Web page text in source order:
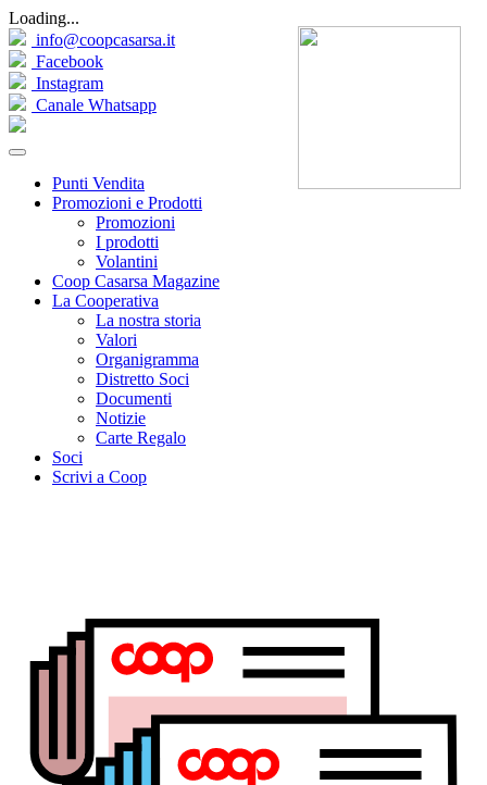
Loading...
info@coopcasarsa.it
Facebook
Instagram
Canale Whatsapp
Punti Vendita
Promozioni e Prodotti
Promozioni
I prodotti
Volantini
Coop Casarsa Magazine
La Cooperativa
La nostra storia
Valori
Organigramma
Distretto Soci
Documenti
Notizie
Carte Regalo
Soci
Scrivi a Coop